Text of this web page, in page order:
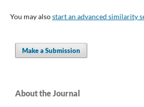
You may alsostart an advanced similarity
Make a Submission
About the Journal